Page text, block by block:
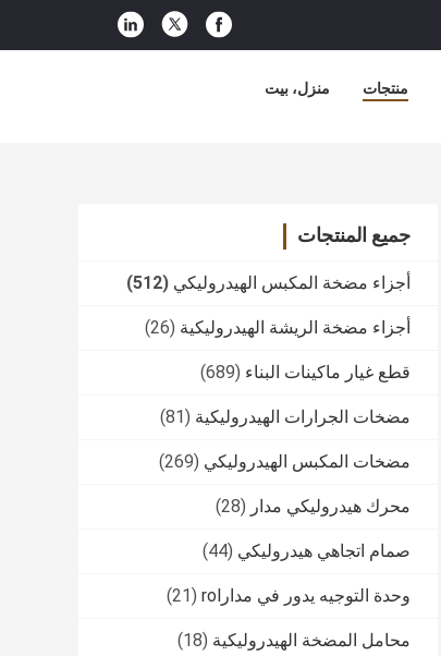
منزل، بيت منتجات
جميع المنتجات
أجزاء مضخة المكبس الهيدروليكي (512)
أجزاء مضخة الريشة الهيدروليكية (26)
قطع غيار ماكينات البناء (689)
مضخات الجرارات الهيدروليكية (81)
مضخات المكبس الهيدروليكي (269)
محرك هيدروليكي مدار (28)
صمام اتجاهي هيدروليكي (44)
وحدة التوجيه يدور في مدارrol (21)
محامل المضخة الهيدروليكية (18)